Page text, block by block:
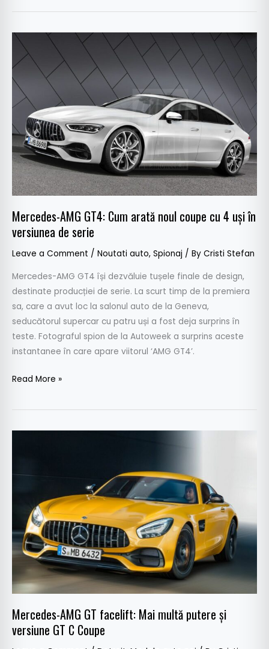
Mercedes-AMG GT4: Cum arată noul coupe cu 4 uși în
versiunea de serie
Leave a Comment / Noutati auto, Spionaj / By Cristi Stefan
Mercedes-AMG GT4 își dezvăluie tușele finale de design,
destinate producției de serie. La scurt timp de la premiera
sa, care a avut loc la salonul auto de la Geneva,
seducătorul supercar cu patru uși a fost deja surprins în
teste. Fotograful spion de la Autoweek a surprins aceste
instantanee în care apare viitorul ‘AMG GT4’.
Mercedes-
AMG
GT4:
Cum
arată
noul
coupe
cu
4
uși
în
de
serie
Read More »
Mercedes-AMG GT facelift: Mai multă putere și
versiune GT C Coupe
multă
putere
și
versiune
C